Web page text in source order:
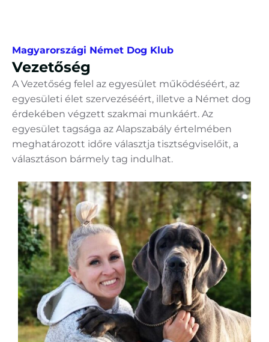
Magyarországi Német Dog Klub
Vezetőség
A Vezetőség felel az egyesület működéséért, az
egyesületi élet szervezéséért, illetve a Német dog
érdekében végzett szakmai munkáért. Az
egyesület tagsága az Alapszabály értelmében
meghatározott időre választja tisztségviselőit, a
választáson bármely tag indulhat.